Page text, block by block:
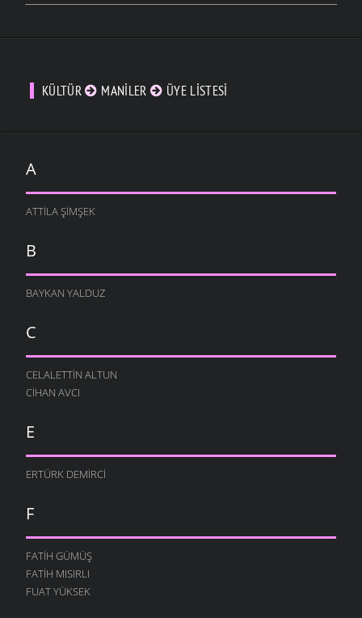
KÜLTÜR MANILER ÜYE LISTESI
A
ATTILA ŞIMŞEK
B
BAYKAN YALDUZ
C
CELALETTIN ALTUN
CIHAN AVCI
E
ERTÜRK DEMIRCI
F
FATIH GÜMÜŞ
FATIH MISIRLI
FUAT YÜKSEK